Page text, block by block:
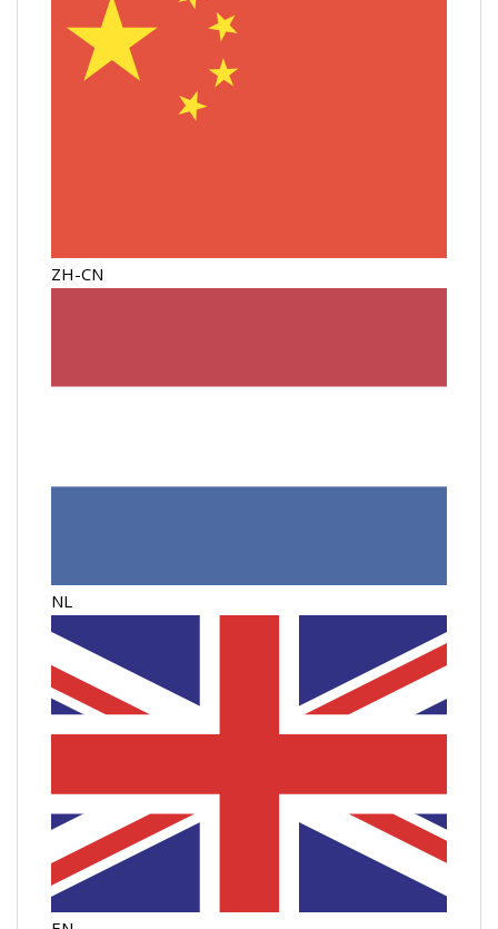
ZH-CN
NL